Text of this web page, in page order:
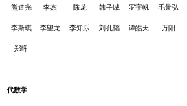
熊道光 李杰 陈龙 韩子诚 罗宇帆 毛景弘
李斯琪 李望龙 李知乐 刘孔韬 谭皓天 万阳
郑晖
代数学